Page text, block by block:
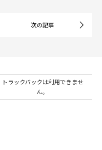
トラックバックは利用できませ
ん。